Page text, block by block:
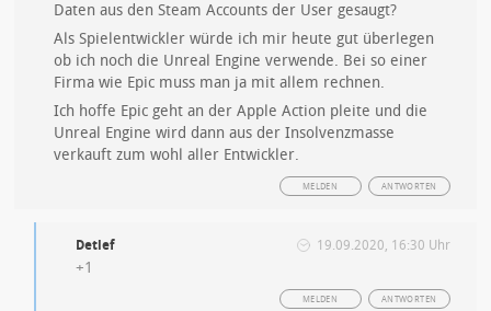
Daten aus den Steam Accounts der User gesaugt?
Als Spielentwickler würde ich mir heute gut überlegen
ob ich noch die Unreal Engine verwende. Bei so einer
Firma wie Epic muss man ja mit allem rechnen.
Ich hoffe Epic geht an der Apple Action pleite und die
Unreal Engine wird dann aus der Insolvenzmasse
verkauft zum wohl aller Entwickler.
ANTWORTEN
MELDEN
Detlef 19.09.2020, 16:30 Uhr
+1
ANTWORTEN
MELDEN